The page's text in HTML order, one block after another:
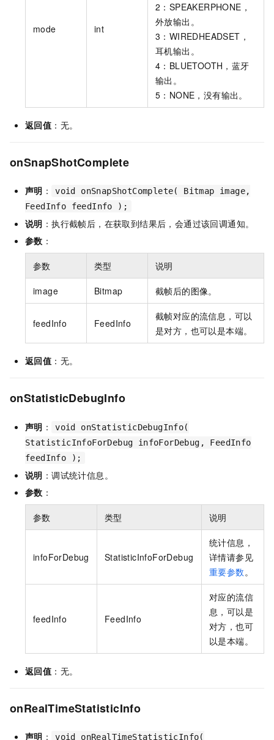
mode int
2：SPEAKERPHONE，
外放输出。
3：WIREDHEADSET，
耳机输出。
4：BLUETOOTH，蓝牙
输出。
5：NONE，没有输出。
返回值 ：无。
onSnapShotComplete
声明 ：
void onSnapShotComplete( Bitmap image,
FeedInfo feedInfo );
说明 ：执行截帧后，在获取到结果后，会通过该回调通知。
参数 ：
参数 类型 说明
image Bitmap 截帧后的图像。
feedInfo FeedInfo
截帧对应的流信息，可以
是对方，也可以是本端。
返回值 ：无。
onStatisticDebugInfo
声明 ：
void onStatisticDebugInfo(
StatisticInfoForDebug infoForDebug, FeedInfo
feedInfo );
说明 ：调试统计信息。
参数 ：
参数 类型 说明
infoForDebug StatisticInfoForDebug
统计信息，
详情请参见
重要参数 。
feedInfo FeedInfo
对应的流信
息，可以是
对方，也可
以是本端。
返回值 ：无。
onRealTimeStatisticInfo
声明 ： void onRealTimeStatisticInfo(